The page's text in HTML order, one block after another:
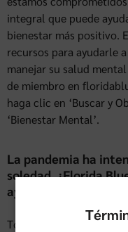
integral que puede
bienestar más positivo.
recursos para ayudarle
manejar su salud
de miembro en
haga clic en ‘Buscar y
‘Bienestar Mental’.
La pandemia ha
soledad. ¿Florida
ayudarme?
Todos hemos tenido